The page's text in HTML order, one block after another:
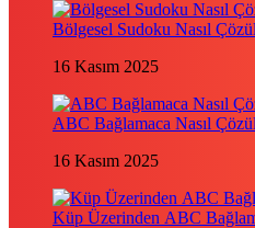
Bölgesel Sudoku Nasıl
16 Kasım 2025
ABC Bağlamaca Nasıl
16 Kasım 2025
Küp Üzerinden ABC